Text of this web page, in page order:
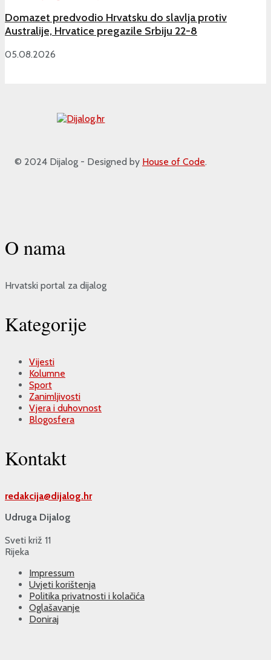
Domazet predvodio Hrvatsku do slavlja protiv
Australije, Hrvatice pregazile Srbiju 22-8
05.08.2026
© 2024 Dijalog - Designed by House of Code.
O nama
Hrvatski portal za dijalog
Kategorije
Vijesti
Kolumne
Sport
Zanimljivosti
Vjera i duhovnost
Blogosfera
Kontakt
redakcija@dijalog.hr
Udruga Dijalog
Sveti križ 11
Rijeka
Impressum
Uvjeti korištenja
Politika privatnosti i kolačića
Oglašavanje
Doniraj